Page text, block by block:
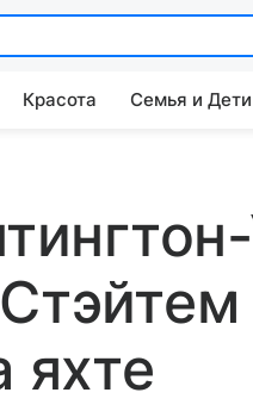
Красота Семья и Дети
яхте